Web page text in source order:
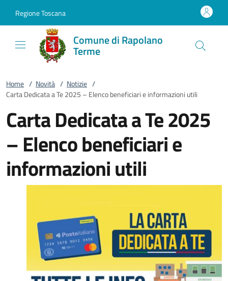
Regione Toscana
Comune di Rapolano
Terme
Home / Novità / Notizie /
Carta Dedicata a Te 2025 – Elenco beneficiari e informazioni utili
Carta Dedicata a Te 2025
– Elenco beneficiari e
informazioni utili